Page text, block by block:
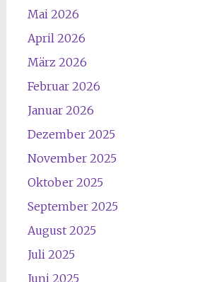
Mai 2026
April 2026
März 2026
Februar 2026
Januar 2026
Dezember 2025
November 2025
Oktober 2025
September 2025
August 2025
Juli 2025
Juni 2025